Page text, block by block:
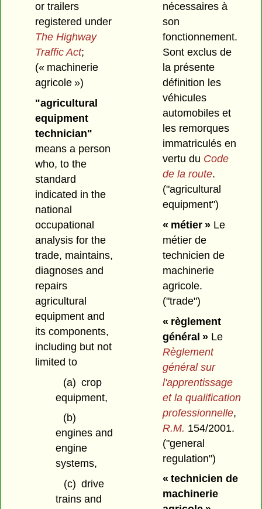
or trailers
registered under
The Highway
Traffic Act;
(« machinerie
agricole »)
"agricultural
equipment
technician"
means a person
who, to the
standard
indicated in the
national
occupational
analysis for the
trade, maintains,
diagnoses and
repairs
agricultural
equipment and
its components,
including but not
limited to
(a) crop
equipment,
(b)
engines and
engine
systems,
(c) drive
trains and
nécessaires à
son
fonctionnement.
Sont exclus de
la présente
définition les
véhicules
automobiles et
les remorques
immatriculés en
vertu du Code
de la route.
("agricultural
equipment")
« métier »Le
métier de
technicien de
machinerie
agricole.
("trade")
« règlement
général »Le
Règlement
général sur
l'apprentissage
et la qualification
professionnelle,
R.M. 154/2001.
("general
regulation")
« technicien de
machinerie